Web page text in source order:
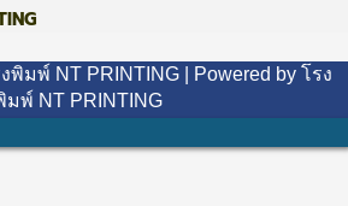
พิมพ์ NT PRINTING | Powered by โรง
มพ์ NT PRINTING